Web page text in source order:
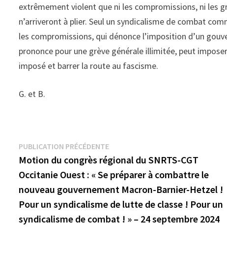
extrêmement violent que ni les compromissions, ni les
n’arriveront à plier. Seul un syndicalisme de combat
les compromissions, qui dénonce l’imposition d’un
prononce pour une grève générale illimitée, peut
imposé et barrer la route au fascisme.
G. et B.
Navigation
de
l’article
PUBLICATION PRÉCÉDENTEPublication
précédente :
Motion du congrès régional du SNRTS-CGT
Occitanie Ouest : « Se préparer à combattre le
nouveau gouvernement Macron-Barnier-Hetzel !
Pour un syndicalisme de lutte de classe ! Pour un
syndicalisme de combat ! » – 24 septembre 2024